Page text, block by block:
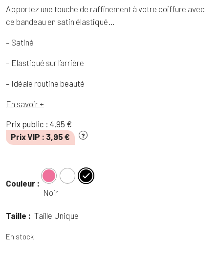
Apportez une touche de raffinement à votre coiffure avec
ce bandeau en satin élastiqué…
– Satiné
– Elastiqué sur l’arrière
– Idéale routine beauté
En savoir +
Prix public : 4,95 €
Prix VIP : 3,95 € ?
Couleur :
Noir
Taille : Taille Unique
En stock